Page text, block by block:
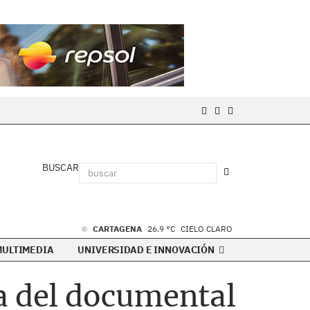
BUSCAR
CARTAGENA 26.9 °C CIELO CLARO
UNIVERSIDAD E INNOVACIÓN
del documental